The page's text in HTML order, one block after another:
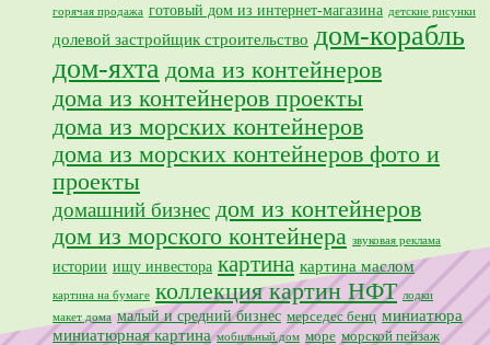
горячая продажа готовый дом из интернет-магазина детские рисунки
долевой застройщик строительство дом-корабль
дом-яхта дома из контейнеров
дома из контейнеров проекты
дома из морских контейнеров
дома из морских контейнеров фото и
проекты
домашний бизнес дом из контейнеров
дом из морского контейнера звуковая реклама
истории ищу инвестора картина картина маслом
картина на бумаге коллекция картин НФТ лодки
макет дома малый и средний бизнес мерседес бенц миниатюра
миниатюрная картина мобильный дом море морской пейзаж